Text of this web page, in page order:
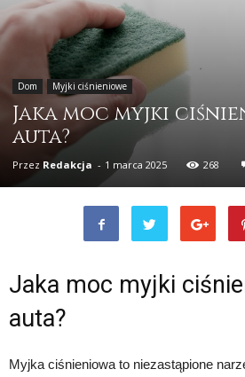
Dom Myjki ciśnieniowe
Jaka moc myjki
auta?
Przez Redakcja - 1 marca 2025 268
Jaka moc myjki
auta?
Myjka ciśnieniowa to niezastąpione